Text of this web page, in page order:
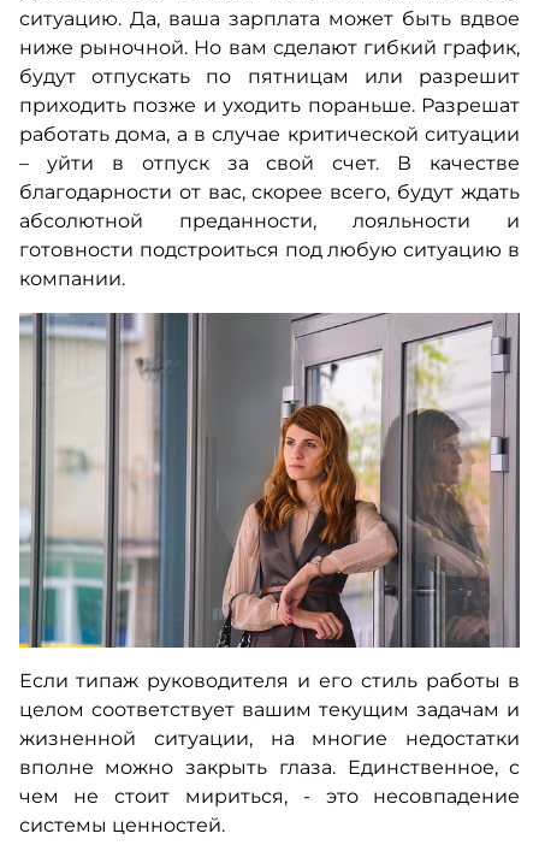
ситуацию. Да, ваша зарплата может быть вдвое
ниже рыночной. Но вам сделают гибкий график,
будут отпускать по пятницам или разрешит
приходить позже и уходить пораньше. Разрешат
работать дома, а в случае критической ситуации
– уйти в отпуск за свой счет. В качестве
благодарности от вас, скорее всего, будут ждать
абсолютной преданности, лояльности и
готовности подстроиться под любую ситуацию в
компании.
Если типаж руководителя и его стиль работы в
целом соответствует вашим текущим задачам и
жизненной ситуации, на многие недостатки
вполне можно закрыть глаза. Единственное, с
чем не стоит мириться, - это несовпадение
системы ценностей.